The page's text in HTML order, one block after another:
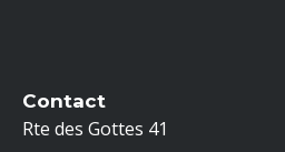
Contact
Rte des Gottes 41